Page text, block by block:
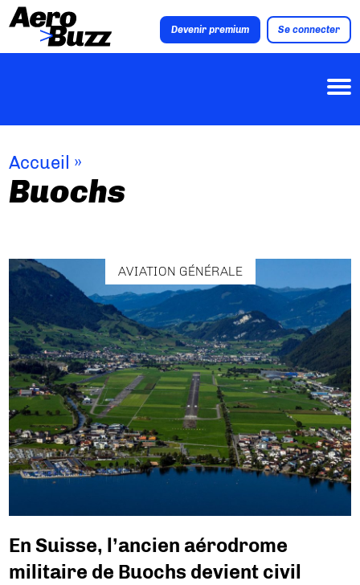
Devenir premium Se connecter
Accueil »
Buochs
AVIATION GÉNÉRALE
En Suisse, l’ancien aérodrome
militaire de Buochs devient civil